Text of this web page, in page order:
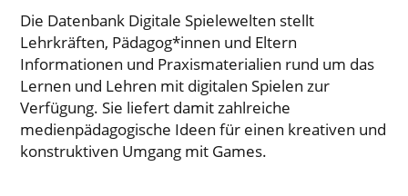
Die Datenbank Digitale Spielewelten stellt
Lehrkräften, Pädagog*innen und Eltern
Informationen und Praxismaterialien rund um das
Lernen und Lehren mit digitalen Spielen zur
Verfügung. Sie liefert damit zahlreiche
medienpädagogische Ideen für einen kreativen und
konstruktiven Umgang mit Games.